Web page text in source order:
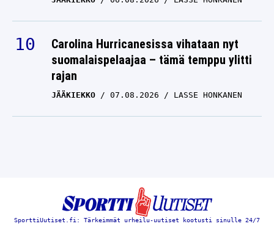
Carolina Hurricanesissa vihataan nyt
suomalaispelaajaa – tämä temppu ylitti
rajan
JÄÄKIEKKO 07.08.2026 LASSE HONKANEN
SporttiUutiset.fi: Tärkeimmät urheilu-uutiset kootusti sinulle 24/7